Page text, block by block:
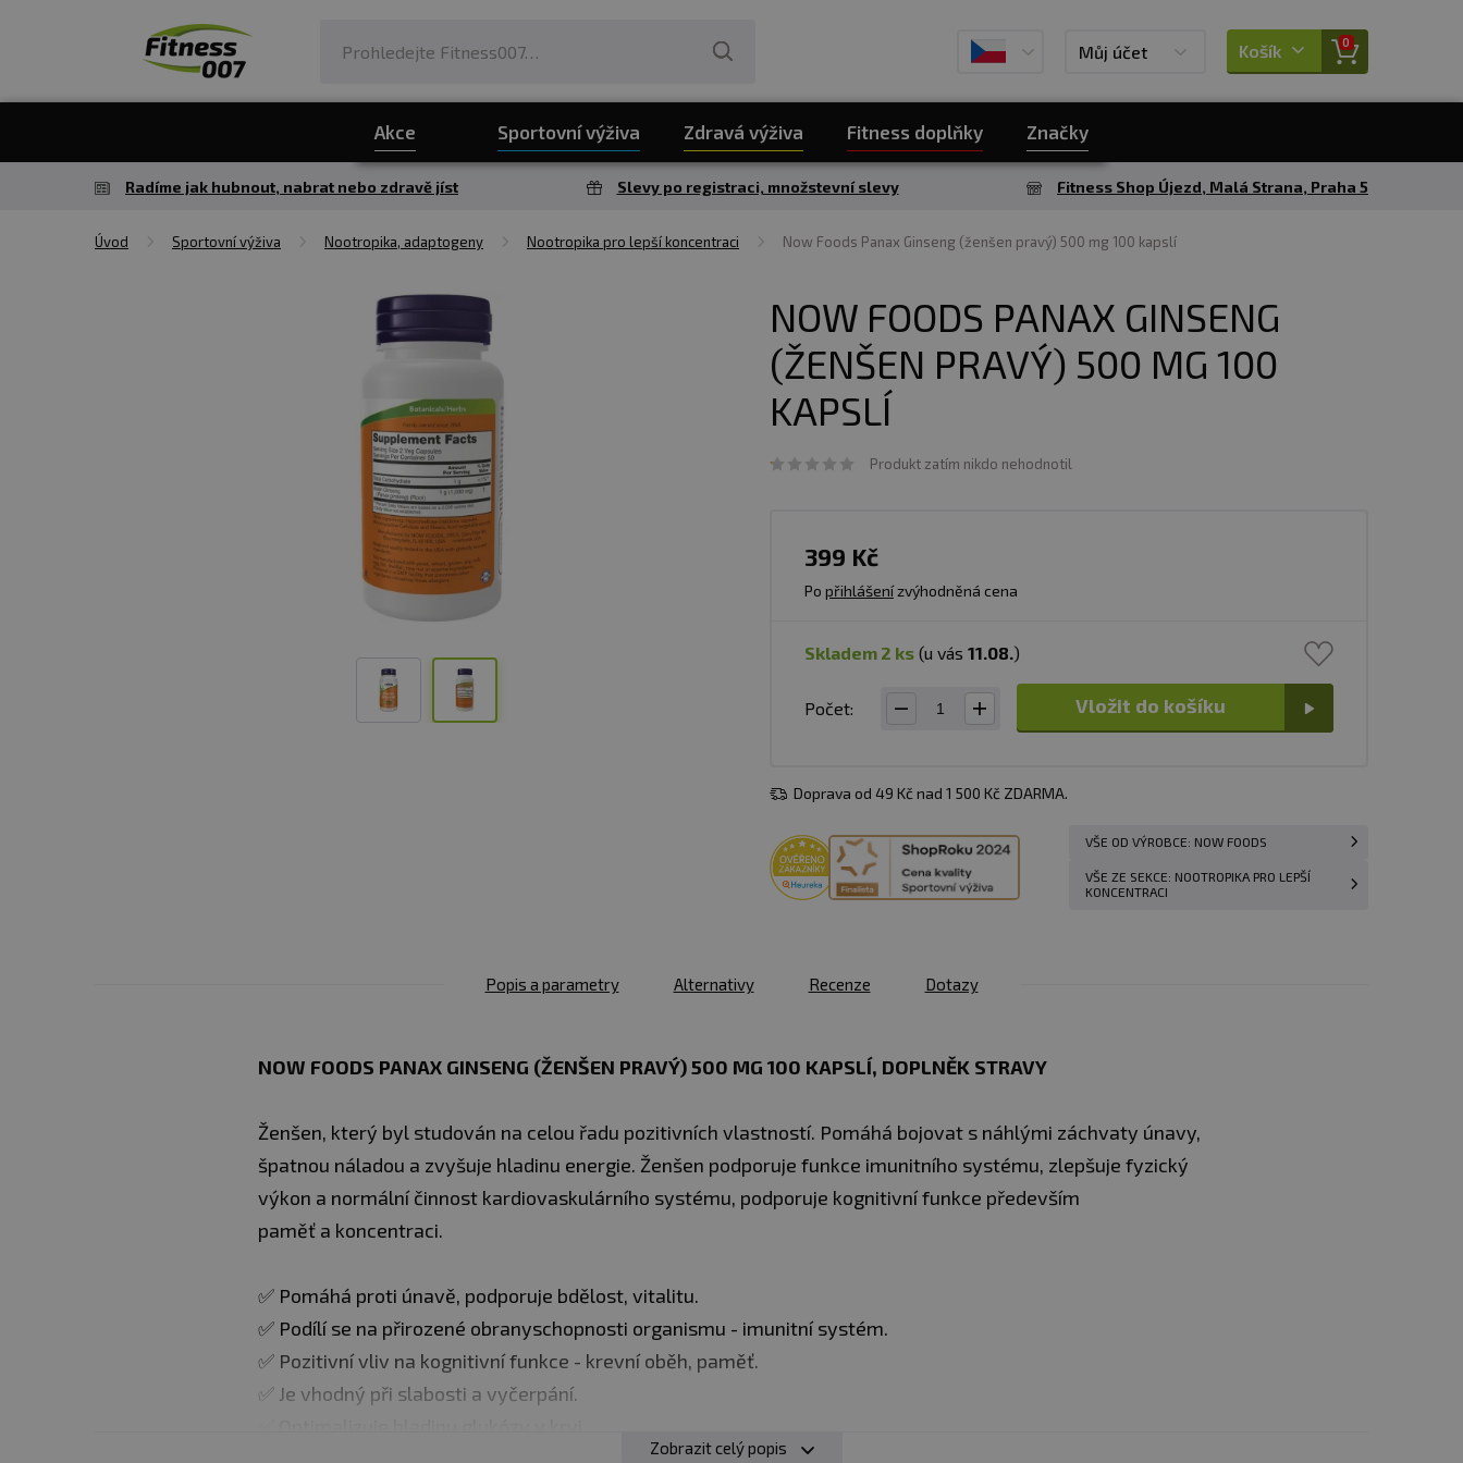
Můj účet Košík 0
Akce Sportovní výživa Zdravá výživa Fitness doplňky Značky
Radíme jak hubnout, nabrat nebo zdravě jíst Slevy po registraci, množstevní slevy Fitness Shop Újezd, Malá Strana, Praha 5
Úvod Sportovní výživa Nootropika, adaptogeny Nootropika pro lepší koncentraci Now Foods Panax Ginseng (ženšen pravý) 500 mg 100 kapslí
NOW FOODS PANAX GINSENG
(ŽENŠEN PRAVÝ) 500 MG 100
KAPSLÍ
Produkt zatím nikdo nehodnotil
399 Kč
Po přihlášenízvýhodněná cena
skladem 2 ks (u vás 11.08.)
Počet: Vložit do košíku
Doprava od 49 Kč nad 1 500 Kč ZDARMA.
VŠE OD VÝROBCE: NOW FOODS
VŠE ZE SEKCE: NOOTROPIKA PRO LEPŠÍ
KONCENTRACI
Popis a parametry Alternativy Recenze Dotazy
NOW FOODS PANAX GINSENG (ŽENŠEN PRAVÝ) 500 MG 100 KAPSLÍ​, DOPLNĚK STRAVY
Ženšen, který byl studován na celou řadu pozitivních vlastností. Pomáhá bojovat s náhlými záchvaty únavy,
špatnou náladou a zvyšuje hladinu energie. Ženšen podporuje funkce imunitního systému, zlepšuje fyzický
výkon a normální činnost kardiovaskulárního systému, podporuje kognitivní funkce především
paměť a koncentraci.
✅ Pomáhá proti únavě, podporuje bdělost, vitalitu.
✅ Podílí se na přirozené obranyschopnosti organismu - imunitní systém.
✅ Pozitivní vliv na kognitivní funkce - krevní oběh, paměť.
✅ Je vhodný při slabosti a vyčerpání.
Zobrazit celý popis